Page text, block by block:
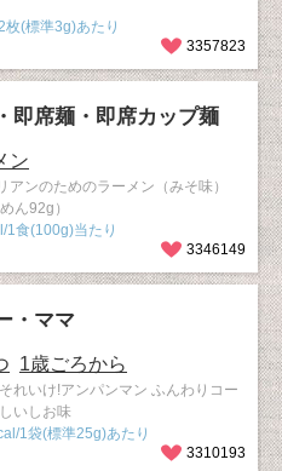
枚(標準3g)あたり
3357823
即席麺・即席カップ麺
ン
アンのためのラーメン（みそ味）
ん92g）
1食(100g)当たり
3346149
・ママ
1歳ごろから
れいけ!アンパンマン ふんわりコー
いしお味
1袋(標準25g)あたり
3310193